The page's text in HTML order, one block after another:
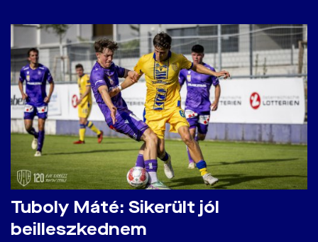
Tuboly Máté: Sikerült jól
beilleszkednem